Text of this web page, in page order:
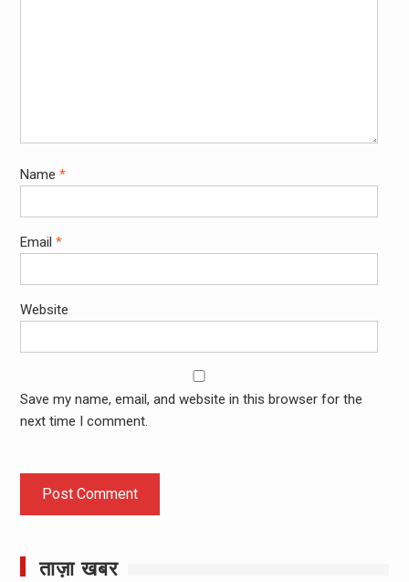
Name *
Email *
Website
Save my name, email, and website in this browser for the
next time I comment.
ताज़ा खबर